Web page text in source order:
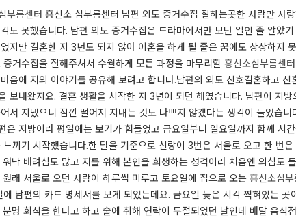
부름센터 흥신소 심부름센터 남편 외도 증거수집 잘하는곳한 사람만 사
도 못했습니다. ​남편 외도 증거수집은 드라마에서만 보던 일인 줄 알았
지만 결혼한 지 3년도 되지 않아 이혼을 하게 될 줄은 꿈에도 상상하지
증거수집을 잘해주셔서 수월하게 모든 과정을 마무리할 흥신소심부름센터
음에 저의 이야기를 공유해 보려고 합니다.​남편의 외도 신호결혼하고
보내왔지요. ​결혼 생활을 시작한 지 3년이 되던 해였습니다. 남편이 지
서 지냈으니 잠깐 떨어져 지내는 것도 나쁘지 않겠다는 생각이 들었습
은 지방이라 평일에는 보기가 힘들었고 금요일부터 일요일까지 함께
느끼기 시작했습니다.​한 달을 기준으로 신랑이 3번은 서울로 오고 한 번
낙 배려심도 많고 저를 위해 본인을 희생하는 성격이라 처음엔 의심도
래 서울로 오던 사람이 하루씩 미루고 토요일에 집으로 오는 흥신소심
에 남편의 카드 명세서를 보게 되었는데요. 금요일 늦은 시각 찍혀있는
명 회식을 한다고 하고 술에 취해 연락이 두절되었던 날인데 배달 음